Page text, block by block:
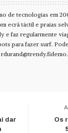
de tecnologias em
ecrã táctil e praias
e faz regularmente
para fazer surf.
dar
Os